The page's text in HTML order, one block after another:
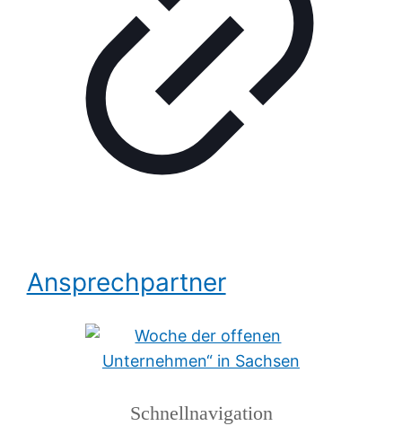
Ansprechpartner
Schnellnavigation